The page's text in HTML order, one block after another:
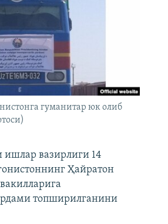
гуманитар юк олиб
вазирлиги 14
Ҳайратон
топширилганини